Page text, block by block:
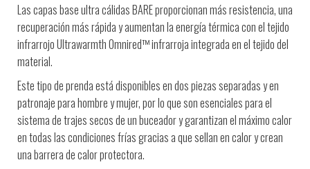
Las capas base ultra cálidas BARE proporcionan más resistencia, una
recuperación más rápida y aumentan la energía térmica con el tejido
infrarrojo Ultrawarmth Omnired™ infrarroja integrada en el tejido del
material.
Este tipo de prenda está disponibles en dos piezas separadas y en
patronaje para hombre y mujer, por lo que son esenciales para el
sistema de trajes secos de un buceador y garantizan el máximo calor
en todas las condiciones frías gracias a que sellan en calor y crean
una barrera de calor protectora.